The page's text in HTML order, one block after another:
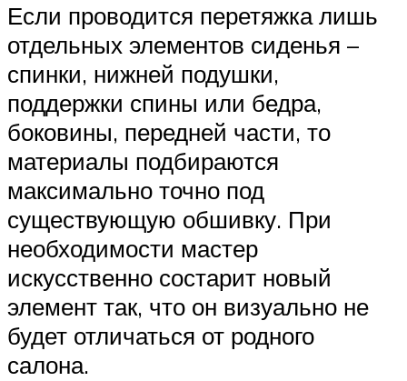
Если проводится перетяжка лишь
отдельных элементов сиденья –
спинки, нижней подушки,
поддержки спины или бедра,
боковины, передней части, то
материалы подбираются
максимально точно под
существующую обшивку. При
необходимости мастер
искусственно состарит новый
элемент так, что он визуально не
будет отличаться от родного
салона.